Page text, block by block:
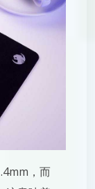
，而